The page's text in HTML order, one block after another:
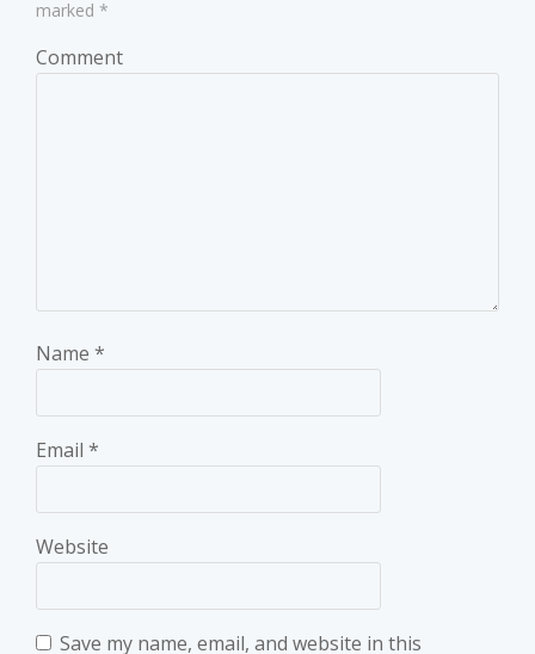
marked *
Comment
Name *
Email *
Website
Save my name, email, and website in this